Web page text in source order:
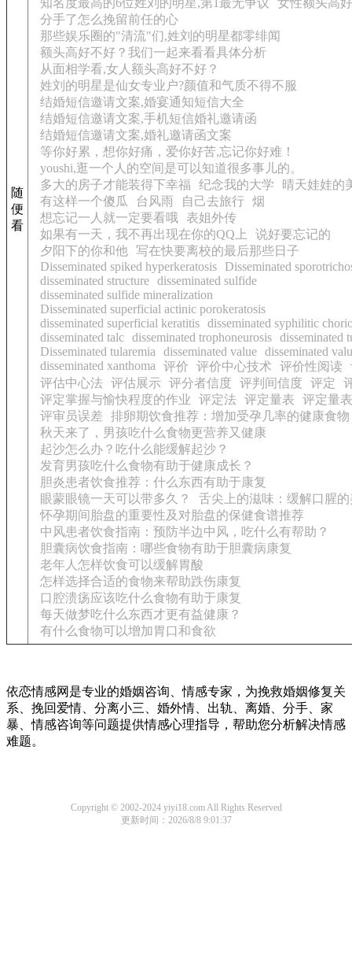
随
便
看
知名度最高的6位姓刘的明星,第1最无争议
女性额头高
分手了怎么挽留前任的心
那些娱乐圈的"清流"们,姓刘的明星都零绯闻
额头高好不好？我们一起来看看具体分析
从面相学看,女人额头高好不好？
姓刘的明星是仙女专业户?颜值和气质不得不服
结婚短信邀请文案,婚宴通知短信大全
结婚短信邀请文案,手机短信婚礼邀请函
结婚短信邀请文案,婚礼邀请函文案
等你好累，想你好痛，爱你好苦,忘记你好难！
youshi,逛一个人的空间是可以知道很多事儿的。
多大的房子才能装得下幸福
纪念我的大学
晴天娃娃的
有这样一个傻瓜
台风雨 自己去旅行
烟
想忘记一人就一定要看哦 表姐外传
如果有一天，我不再出现在你的QQ上
说好要忘记的
夕阳下的你和他 写在快要离校的最后那些日子
Disseminated spiked hyperkeratosis
Disseminated
disseminated structure disseminated sulfide
disseminated sulfide mineralization
Disseminated superficial actinic porokeratosis
disseminated superficial keratitis disseminated syphilitic
disseminated talc disseminated trophoneurosis disseminated
Disseminated tularemia
disseminated value disseminated
disseminated xanthoma
评价 评价中心技术 评价性阅读
评估中心法 评估展示 评分者信度 评判间信度 评定
评定掌握与愉快程度的作业
评定法 评定量表
评定量
评审员误差
排卵期饮食推荐：增加受孕几率的健康食物
秋天来了，男孩吃什么食物更营养又健康
起沙怎么办？吃什么能缓解起沙？
发育男孩吃什么食物有助于健康成长？
胆炎患者饮食推荐：什么东西有助于康复
眼蒙眼镜一天可以带多久？
舌尖上的滋味：缓解口腥
怀孕期间胎盘的重要性及对胎盘的保健食谱推荐
中风患者饮食指南：预防半边中风，吃什么有帮助？
胆囊病饮食指南：哪些食物有助于胆囊病康复
老年人怎样饮食可以缓解胃酸
怎样选择合适的食物来帮助跌伤康复
口腔溃疡应该吃什么食物有助于康复
每天做梦吃什么东西才更有益健康？
有什么食物可以增加胃口和食欲
依恋情感网是专业的婚姻咨询、情感专家，为挽救婚姻修复关
系、挽回爱情、分离小三、婚外情、出轨、离婚、分手、家
暴、情感咨询等问题提供情感心理指导，帮助您分析解决情感
难题。
Copyright © 2002-2024 yiyi18.com All Rights Reserved
更新时间：2026/8/8 9:01:37